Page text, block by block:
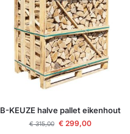
B-KEUZE halve pallet eikenhout
€315,00 €299,00